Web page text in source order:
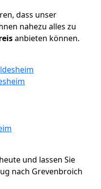
dass unser
nahezu alles zu
anbieten können.
und lassen Sie
nach Grevenbroich